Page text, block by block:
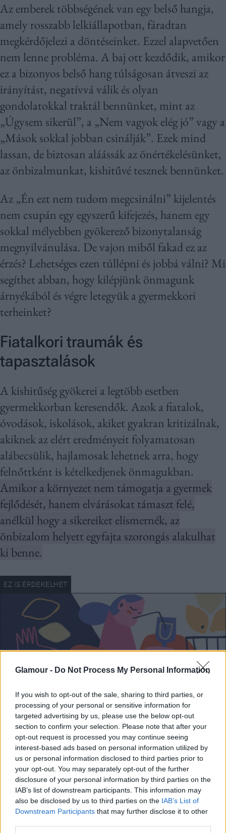
Glamour - Do Not Process My Personal Information
If you wish to opt-out of the sale, sharing to third parties, or
processing of your personal or sensitive information for
targeted advertising by us, please use the below opt-out
section to confirm your selection. Please note that after your
opt-out request is processed you may continue seeing
interest-based ads based on personal information utilized by
us or personal information disclosed to third parties prior to
your opt-out. You may separately opt-out of the further
disclosure of your personal information by third parties on the
IAB’s list of downstream participants. This information may
also be disclosed by us to third parties on the IAB’s List of
Downstream Participants that may further disclose it to other
Az emberek többségének van egy belső hangja,
amely rosszabb lelkiállapotban, fáradtan
megkérdőjelezi a döntéseinket. Ezzel alapvetően
nem lenne probléma. A baj ott kezdődik, amikor
ez a bizonyos belső hang túlságosan átveszi az
irányítást, negatívvá válik és olyan
gondolatokkal traktál bennünket, mint az
„Úgysem sikerül”, a „Nem vagyok elég jó” vagy a
„Mások sokkal jobban csinálják”. Ezek mind
lassan, de biztosan aláássák az önértékelésünket,
az önbizalmunkat, kishitűvé tesznek bennünket.
Az „Én ezt nem tudom megcsinálni” kijelentés
nem csupán egy egyszerű kifejezés, hanem egy
sokkal mélyebben gyökerező bizonytalanság
megnyilvánulása. De vajon miből fakad ez az
érzés? Lehetséges ezen túllépni és jobbá válni? Mi
segíthet abban, hogy kilépjünk önmagunk
árnyékából és végre letegyük a gyermekkori
terheinket?
Fiatalkori traumák és
tapasztalások
A kishitűség gyökerei a legtöbb esetben
gyermekkorban keresendők. Azok a fiatalok,
óvodások, iskolások, akiket gyakran kritizálnak,
akiknek az elért eredményeit folyamatosan
alábecsülik, hajlamosak lehetnek arra, hogy
felnőttként is kételkedjenek önmagukban.
Amikor a környezet nem támogatja a gyermek
fejlődését, hanem elvárásokat támaszt felé,
anélkül hogy a sikereiket elismernék, az
önbizalom helyett egyfajta szorongás alakulhat
ki benne.